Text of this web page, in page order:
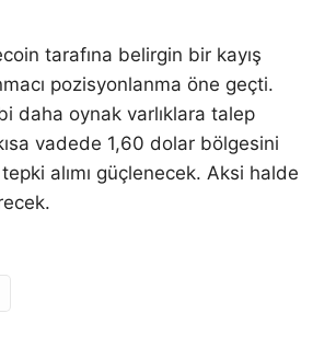
tarafına belirgin bir kayış
pozisyonlanma öne geçti.
daha oynak varlıklara talep
vadede 1,60 dolar bölgesini
alımı güçlenecek. Aksi halde